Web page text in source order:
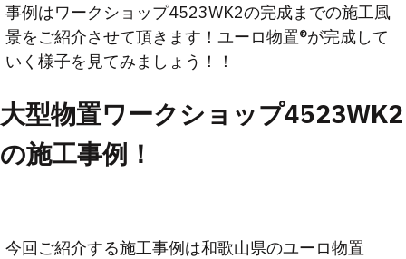
事例はワークショップ4523WK2の完成までの施工風
景をご紹介させて頂きます！ユーロ物置®︎が完成して
いく様子を見てみましょう！！
大型物置ワークショップ4523WK2
の施工事例！
今回ご紹介する施工事例は和歌山県のユーロ物置